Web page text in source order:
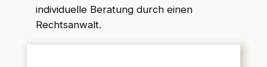
individuelle Beratung durch einen
Rechtsanwalt.